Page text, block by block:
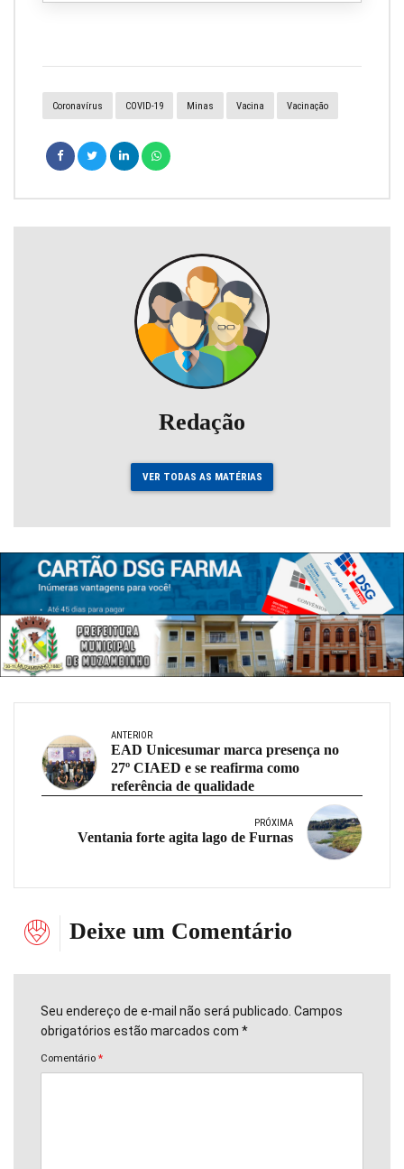
Coronavírus COVID-19 Minas Vacina Vacinação
Redação
VER TODAS AS MATÉRIAS
ANTERIOR
EAD Unicesumar marca presença no
27º CIAED e se reafirma como
referência de qualidade
PRÓXIMA
Ventania forte agita lago de Furnas
Deixe um Comentário
Seu endereço de e-mail não será publicado. Campos
obrigatórios estão marcados com *
Comentário *